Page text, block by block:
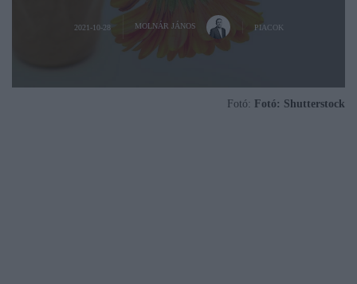
2021-10-28 MOLNÁR JÁNOS PIACOK
Fotó: Fotó: Shutterstock